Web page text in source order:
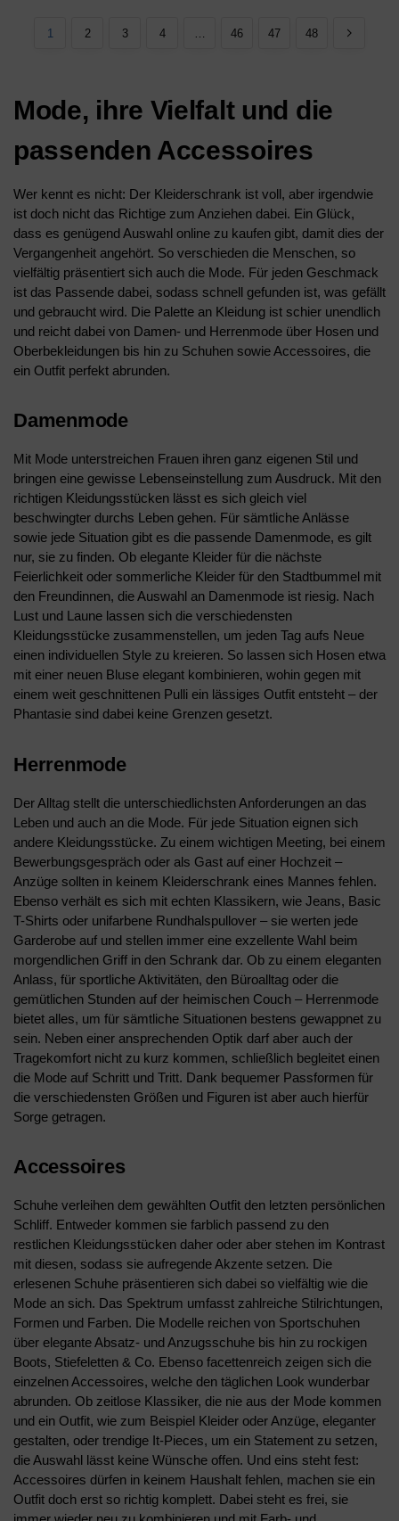
1 2 3 4 … 46 47 48
Mode, ihre Vielfalt und die
passenden Accessoires
Wer kennt es nicht: Der Kleiderschrank ist voll, aber irgendwie
ist doch nicht das Richtige zum Anziehen dabei. Ein Glück,
dass es genügend Auswahl online zu kaufen gibt, damit dies der
Vergangenheit angehört. So verschieden die Menschen, so
vielfältig präsentiert sich auch die Mode. Für jeden Geschmack
ist das Passende dabei, sodass schnell gefunden ist, was gefällt
und gebraucht wird. Die Palette an Kleidung ist schier unendlich
und reicht dabei von Damen- und Herrenmode über Hosen und
Oberbekleidungen bis hin zu Schuhen sowie Accessoires, die
ein Outfit perfekt abrunden.
Damenmode
Mit Mode unterstreichen Frauen ihren ganz eigenen Stil und
bringen eine gewisse Lebenseinstellung zum Ausdruck. Mit den
richtigen Kleidungsstücken lässt es sich gleich viel
beschwingter durchs Leben gehen. Für sämtliche Anlässe
sowie jede Situation gibt es die passende Damenmode, es gilt
nur, sie zu finden. Ob elegante Kleider für die nächste
Feierlichkeit oder sommerliche Kleider für den Stadtbummel mit
den Freundinnen, die Auswahl an Damenmode ist riesig. Nach
Lust und Laune lassen sich die verschiedensten
Kleidungsstücke zusammenstellen, um jeden Tag aufs Neue
einen individuellen Style zu kreieren. So lassen sich Hosen etwa
mit einer neuen Bluse elegant kombinieren, wohin gegen mit
einem weit geschnittenen Pulli ein lässiges Outfit entsteht – der
Phantasie sind dabei keine Grenzen gesetzt.
Herrenmode
Der Alltag stellt die unterschiedlichsten Anforderungen an das
Leben und auch an die Mode. Für jede Situation eignen sich
andere Kleidungsstücke. Zu einem wichtigen Meeting, bei einem
Bewerbungsgespräch oder als Gast auf einer Hochzeit –
Anzüge sollten in keinem Kleiderschrank eines Mannes fehlen.
Ebenso verhält es sich mit echten Klassikern, wie Jeans, Basic
T-Shirts oder unifarbene Rundhalspullover – sie werten jede
Garderobe auf und stellen immer eine exzellente Wahl beim
morgendlichen Griff in den Schrank dar. Ob zu einem eleganten
Anlass, für sportliche Aktivitäten, den Büroalltag oder die
gemütlichen Stunden auf der heimischen Couch – Herrenmode
bietet alles, um für sämtliche Situationen bestens gewappnet zu
sein. Neben einer ansprechenden Optik darf aber auch der
Tragekomfort nicht zu kurz kommen, schließlich begleitet einen
die Mode auf Schritt und Tritt. Dank bequemer Passformen für
die verschiedensten Größen und Figuren ist aber auch hierfür
Sorge getragen.
Accessoires
Schuhe verleihen dem gewählten Outfit den letzten persönlichen
Schliff. Entweder kommen sie farblich passend zu den
restlichen Kleidungsstücken daher oder aber stehen im Kontrast
mit diesen, sodass sie aufregende Akzente setzen. Die
erlesenen Schuhe präsentieren sich dabei so vielfältig wie die
Mode an sich. Das Spektrum umfasst zahlreiche Stilrichtungen,
Formen und Farben. Die Modelle reichen von Sportschuhen
über elegante Absatz- und Anzugsschuhe bis hin zu rockigen
Boots, Stiefeletten & Co. Ebenso facettenreich zeigen sich die
einzelnen Accessoires, welche den täglichen Look wunderbar
abrunden. Ob zeitlose Klassiker, die nie aus der Mode kommen
und ein Outfit, wie zum Beispiel Kleider oder Anzüge, eleganter
gestalten, oder trendige It-Pieces, um ein Statement zu setzen,
die Auswahl lässt keine Wünsche offen. Und eins steht fest:
Accessoires dürfen in keinem Haushalt fehlen, machen sie ein
Outfit doch erst so richtig komplett. Dabei steht es frei, sie